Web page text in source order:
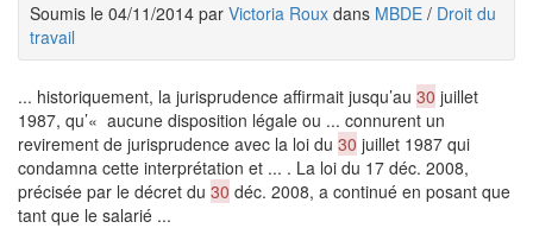
Soumis le 04/11/2014 par Victoria Roux dans MBDE / Droit du
travail
... historiquement, la jurisprudence affirmait jusqu’au 30 juillet
1987, qu’« aucune disposition légale ou ... connurent un
revirement de jurisprudence avec la loi du 30 juillet 1987 qui
condamna cette interprétation et ... . La loi du 17 déc. 2008,
précisée par le décret du 30 déc. 2008, a continué en posant que
tant que le salarié ...